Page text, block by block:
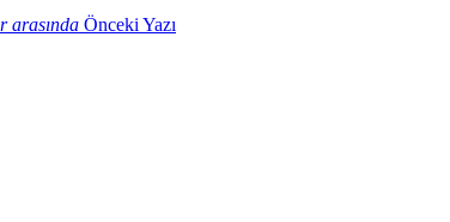
arasında Önceki Yazı